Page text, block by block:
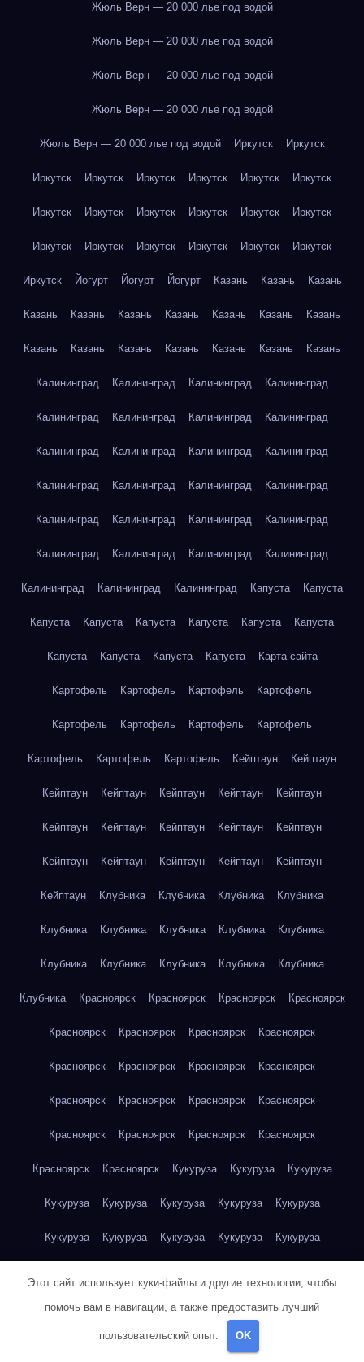
Жюль Верн — 20 000 лье под водой
Жюль Верн — 20 000 лье под водой
Жюль Верн — 20 000 лье под водой
Жюль Верн — 20 000 лье под водой
Жюль Верн — 20 000 лье под водой Иркутск Иркутск
Иркутск Иркутск Иркутск Иркутск Иркутск Иркутск
Иркутск Иркутск Иркутск Иркутск Иркутск Иркутск
Иркутск Иркутск Иркутск Иркутск Иркутск Иркутск
Иркутск Йогурт Йогурт Йогурт Казань Казань Казань
Казань Казань Казань Казань Казань Казань Казань
Казань Казань Казань Казань Казань Казань Казань
Калининград Калининград Калининград Калининград
Калининград Калининград Калининград Калининград
Калининград Калининград Калининград Калининград
Калининград Калининград Калининград Калининград
Калининград Калининград Калининград Калининград
Калининград Калининград Калининград Калининград
Калининград Калининград Калининград Капуста Капуста
Капуста Капуста Капуста Капуста Капуста Капуста
Капуста Капуста Капуста Капуста Карта сайта
Картофель Картофель Картофель Картофель
Картофель Картофель Картофель Картофель
Картофель Картофель Картофель Кейптаун Кейптаун
Кейптаун Кейптаун Кейптаун Кейптаун Кейптаун
Кейптаун Кейптаун Кейптаун Кейптаун Кейптаун
Кейптаун Кейптаун Кейптаун Кейптаун Кейптаун
Кейптаун Клубника Клубника Клубника Клубника
Клубника Клубника Клубника Клубника Клубника
Клубника Клубника Клубника Клубника Клубника
Клубника Красноярск Красноярск Красноярск Красноярск
Красноярск Красноярск Красноярск Красноярск
Красноярск Красноярск Красноярск Красноярск
Красноярск Красноярск Красноярск Красноярск
Красноярск Красноярск Красноярск Красноярск
Красноярск Красноярск Кукуруза Кукуруза Кукуруза
Кукуруза Кукуруза Кукуруза Кукуруза Кукуруза
Кукуруза Кукуруза Кукуруза Кукуруза Кукуруза
Куриная грудка Куриная грудка Куриная грудка
Куриная грудка Куриная грудка Куриная грудка
Этот сайт использует куки-файлы и другие технологии, чтобы
помочь вам в навигации, а также предоставить лучший
пользовательский опыт. OK